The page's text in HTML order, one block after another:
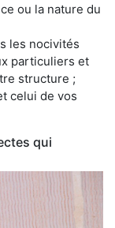
ou la nature du
les nocivités
particuliers et
structure ;
celui de vos
qui